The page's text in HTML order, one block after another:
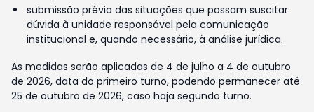
submissão prévia das situações que possam suscitar
dúvida à unidade responsável pela comunicação
institucional e, quando necessário, à análise jurídica.
As medidas serão aplicadas de 4 de julho a 4 de outubro
de 2026, data do primeiro turno, podendo permanecer até
25 de outubro de 2026, caso haja segundo turno.